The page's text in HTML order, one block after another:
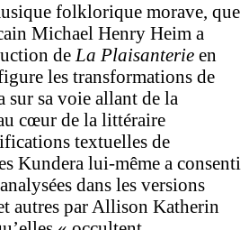
folklorique morave, que
Michael Henry Heim a
de La Plaisanterie en
les transformations de
sur sa voie allant de la
cœur de la littéraire
textuelles de
Kundera lui-même a consenti
dans les versions
autres par Allison Katherin